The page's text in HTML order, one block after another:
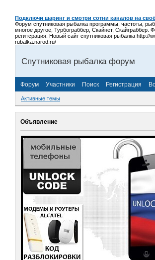
Подключи шаринг и смотри сотни каналов на
Форум спутниковая рыбалка программы, частоты,
многое другое, Турбограббер, Скайнет, Скайграббер.
регитсрация. Новый сайт спутниковая рыбалка http://
rubalka.narod.ru/
Спутниковая рыбалка форум
Форум Участники Поиск Регистрация
Активные темы
Объявление